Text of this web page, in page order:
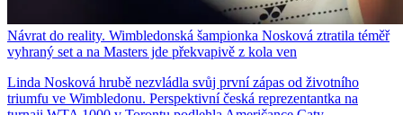
Návrat do reality. Wimbledonská šampionka Nosková ztratila téměř
vyhraný set a na Masters jde překvapivě z kola ven
Linda Nosková hrubě nezvládla svůj první zápas od životního
triumfu ve Wimbledonu. Perspektivní česká reprezentantka na